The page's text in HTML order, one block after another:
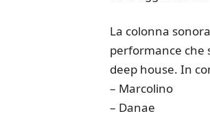
La colonna
performance che
deep house. In
– Marcolino
– Danae